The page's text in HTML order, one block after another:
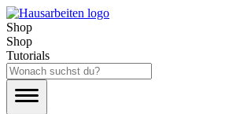
Shop
Shop
Tutorials